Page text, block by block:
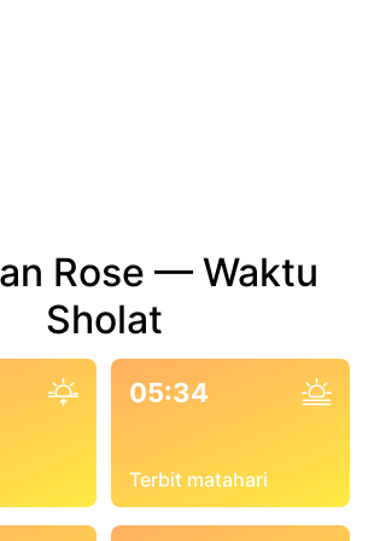
Rose — Waktu
Sholat
05:34
Terbit matahari